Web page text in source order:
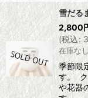
雪だ
2,800
(税込:
在庫な
季節限
す。
や花器